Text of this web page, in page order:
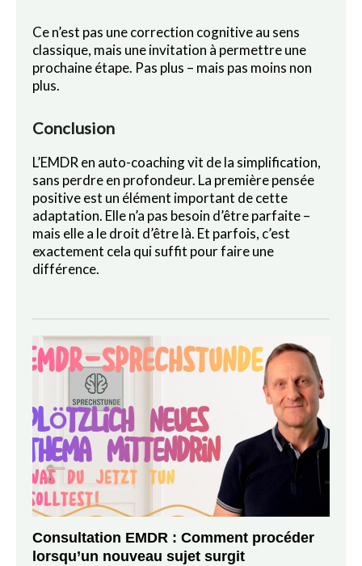
Ce n’est pas une correction cognitive au sens
classique, mais une invitation à permettre une
prochaine étape. Pas plus – mais pas moins non
plus.
Conclusion
L’EMDR en auto-coaching vit de la simplification,
sans perdre en profondeur. La première pensée
positive est un élément important de cette
adaptation. Elle n’a pas besoin d’être parfaite –
mais elle a le droit d’être là. Et parfois, c’est
exactement cela qui suffit pour faire une
différence.
Consultation EMDR : Comment procéder
lorsqu’un nouveau sujet surgit